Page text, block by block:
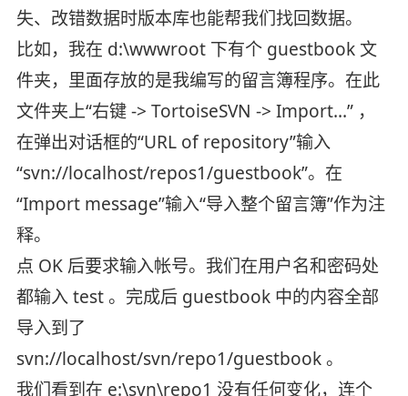
失、改错数据时版本库也能帮我们找回数据。
比如，我在 d:\wwwroot 下有个 guestbook 文
件夹，里面存放的是我编写的留言簿程序。在此
文件夹上“右键 -> TortoiseSVN -> Import...” ，
在弹出对话框的“URL of repository”输入
“svn://localhost/repos1/guestbook”。在
“Import message”输入“导入整个留言簿”作为注
释。
点 OK 后要求输入帐号。我们在用户名和密码处
都输入 test 。完成后 guestbook 中的内容全部
导入到了
svn://localhost/svn/repo1/guestbook 。
我们看到在 e:\svn\repo1 没有任何变化，连个